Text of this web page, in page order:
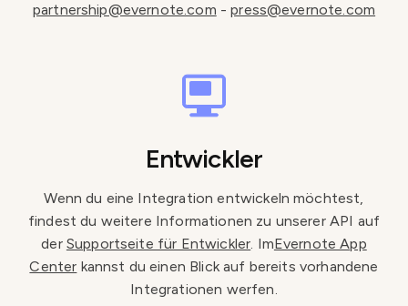
partnership@evernote.com -press@evernote.com
Entwickler
Wenn du eine Integration entwickeln möchtest,
findest du weitere Informationen zu unserer API auf
der Supportseite für Entwickler. ImEvernote App
Center kannst du einen Blick auf bereits vorhandene
Integrationen werfen.